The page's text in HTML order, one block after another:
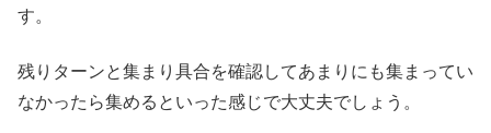
す。
残りターンと集まり具合を確認してあまりにも集まってい
なかったら集めるといった感じで大丈夫でしょう。